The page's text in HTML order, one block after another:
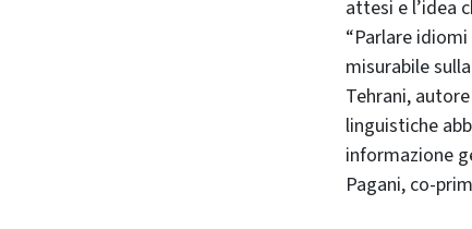
attesi e l’idea
“Parlare
misurabile
Tehrani,
linguistiche
informazione
Pagani, co-